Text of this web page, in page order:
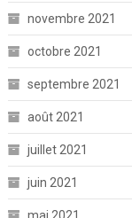
novembre 2021
octobre 2021
septembre 2021
août 2021
juillet 2021
juin 2021
mai 2021